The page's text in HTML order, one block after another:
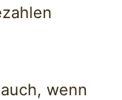
wenn